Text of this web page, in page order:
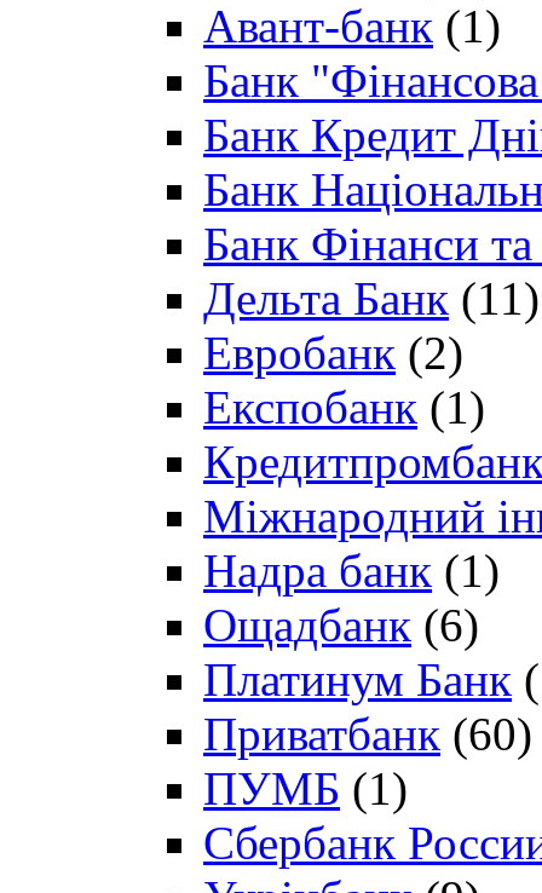
Авант-банк (1)
Банк "Фінансова
Банк Кредит
Банк
Банк Фінанси
Дельта Банк (11)
Евробанк (2)
Експобанк (1)
Міжнародний
Надра банк (1)
Ощадбанк (6)
Платинум Банк
Приватбанк (60)
ПУМБ (1)
Сбербанк